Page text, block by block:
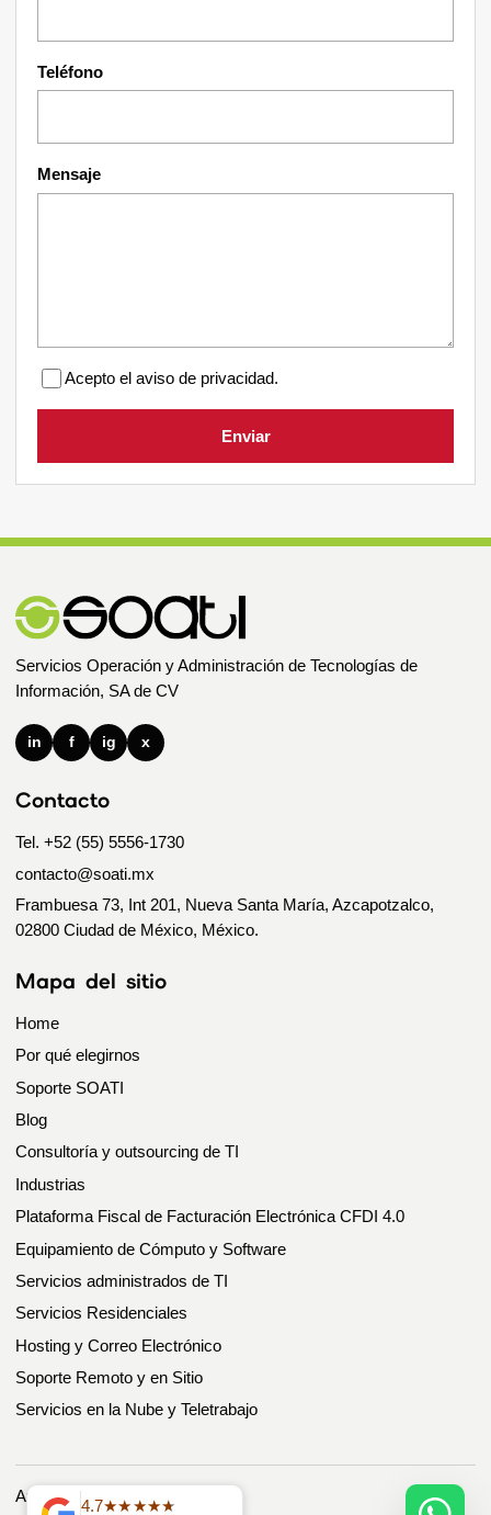
Teléfono
Mensaje
Acepto el aviso de privacidad.
Enviar
4.7
Servicios Operación y Administración de Tecnologías de
Información, SA de CV
in f ig x
Contacto
Tel. +52 (55) 5556-1730
contacto@soati.mx
Frambuesa 73, Int 201, Nueva Santa María, Azcapotzalco,
02800 Ciudad de México, México.
Mapa del sitio
Home
Por qué elegirnos
Soporte SOATI
Blog
Consultoría y outsourcing de TI
Industrias
Plataforma Fiscal de Facturación Electrónica CFDI 4.0
Equipamiento de Cómputo y Software
Servicios administrados de TI
Servicios Residenciales
Hosting y Correo Electrónico
Soporte Remoto y en Sitio
Servicios en la Nube y Teletrabajo
Aviso de Privacidad